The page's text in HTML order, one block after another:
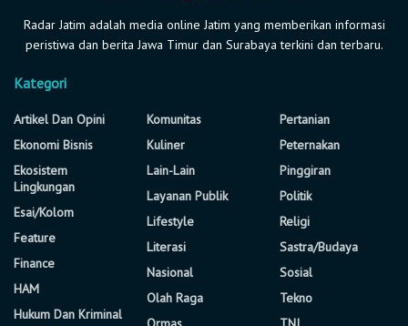
Radar Jatim adalah media online Jatim yang memberikan informasi
peristiwa dan berita Jawa Timur dan Surabaya terkini dan terbaru.
Kategori
Artikel Dan Opini
Ekonomi Bisnis
Ekosistem
Lingkungan
Esai/Kolom
Feature
Finance
HAM
Hukum Dan Kriminal
Komunitas
Kuliner
Lain-Lain
Layanan Publik
Lifestyle
Literasi
Nasional
Olah Raga
Pertanian
Peternakan
Pinggiran
Politik
Religi
Sastra/Budaya
Sosial
Tekno